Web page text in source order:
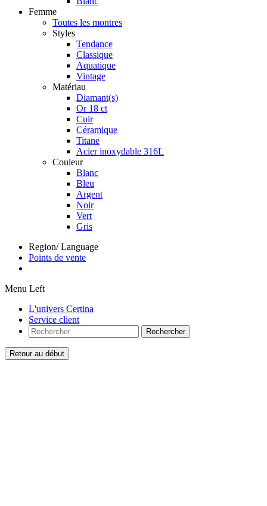
Femme
Toutes les montres
Styles
Tendance
Classique
Aquatique
Vintage
Matériau
Diamant(s)
Or 18 ct
Cuir
Céramique
Titane
Acier inoxydable 316L
Couleur
Blanc
Bleu
Argent
Noir
Vert
Gris
Region/ Language
Points de vente
Menu Left
L'univers Certina
Service client
Rechercher
Retour au début